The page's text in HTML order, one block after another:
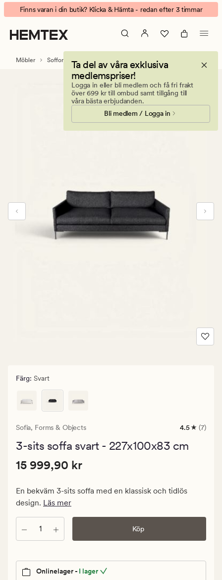
Sofia
3-
sits
soffa
Animerad
banner.
Klicka
på
Finns varan i din butik? Klicka & Hämta - redan efter 3 timmar
Ta del av våra exklusiva
medlemspriser!
Logga in eller bli medlem och få fri frakt
över 699 kr till ombud samt tillgång till
våra bästa erbjudanden.
Bli medlem / Logga in
Möbler Soffor 3-sits soffor
Färg: Svart
Sofia, Forms & Objects
7
med
4.5
4.5 (7)
3-sits soffa svart - 227x100x83 cm
Pris
Ordinarie
pris
15
Pris 15 999,90 kr
15 999,90 kr
En bekväm 3-sits soffa med en klassisk och tidlös
design. Läs mer
Antal Köp
Onlinelager - I lager